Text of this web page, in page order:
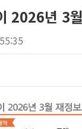
2026년 3